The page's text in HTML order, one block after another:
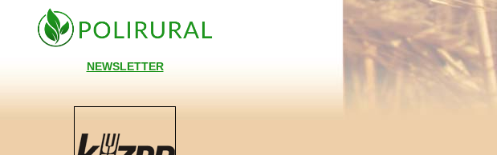
NEWSLETTER